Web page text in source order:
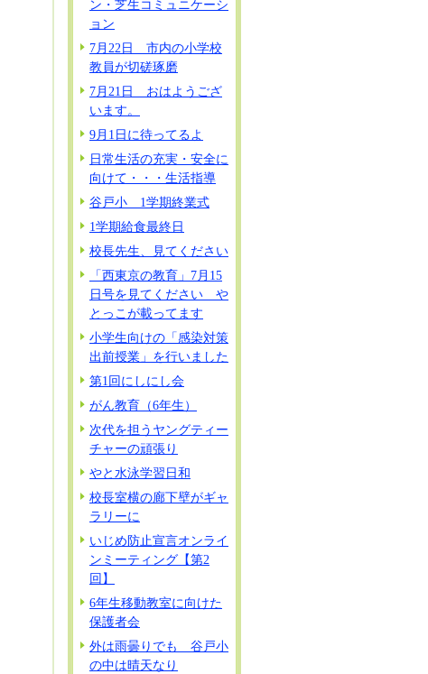
ン・芝生コミュニケーシ
ョン
7月22日 市内の小学校
教員が切磋琢磨
7月21日 おはようござ
います。
9月1日に待ってるよ
日常生活の充実・安全に
向けて・・・生活指導
谷戸小 1学期終業式
1学期給食最終日
校長先生、見てください
「西東京の教育」7月15
日号を見てください や
とっこが載ってます
小学生向けの「感染対策
出前授業」を行いました
第1回にしにし会
がん教育（6年生）
次代を担うヤングティー
チャーの頑張り
やと水泳学習日和
校長室横の廊下壁がギャ
ラリーに
いじめ防止宣言オンライ
ンミーティング【第2
回】
6年生移動教室に向けた
保護者会
外は雨曇りでも 谷戸小
の中は晴天なり